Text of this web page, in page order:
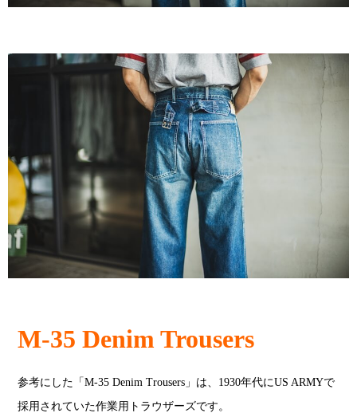
M-35 Denim Trousers
参考にした「M-35 Denim Trousers」は、1930年代にUS ARMYで
採用されていた作業用トラウザーズです。